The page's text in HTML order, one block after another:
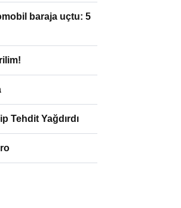
baraja uçtu: 5
Tehdit Yağdırdı